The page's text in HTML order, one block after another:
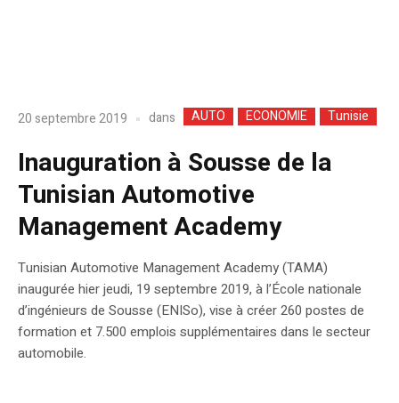
20 septembre 2019 dans AUTO ECONOMIE Tunisie
Inauguration à Sousse de la
Tunisian Automotive
Management Academy
Tunisian Automotive Management Academy (TAMA)
inaugurée hier jeudi, 19 septembre 2019, à l’École nationale
d’ingénieurs de Sousse (ENISo), vise à créer 260 postes de
formation et 7.500 emplois supplémentaires dans le secteur
automobile.